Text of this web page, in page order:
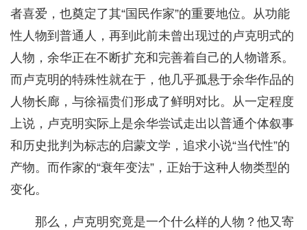
者喜爱，也奠定了其“国民作家”的重要地位。从功能
性人物到普通人，再到此前未曾出现过的卢克明式的
人物，余华正在不断扩充和完善着自己的人物谱系。
而卢克明的特殊性就在于，他几乎孤悬于余华作品的
人物长廊，与徐福贵们形成了鲜明对比。从一定程度
上说，卢克明实际上是余华尝试走出以普通个体叙事
和历史批判为标志的启蒙文学，追求小说“当代性”的
产物。而作家的“衰年变法”，正始于这种人物类型的
变化。
那么，卢克明究竟是一个什么样的人物？他又寄